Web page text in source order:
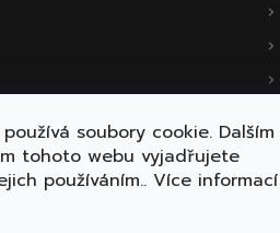
soubory cookie. Dalším
tohoto webu vyjadřujete
používáním.. Více informací